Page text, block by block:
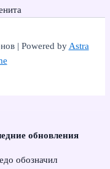
| Powered byAstra
обновления
обозначил